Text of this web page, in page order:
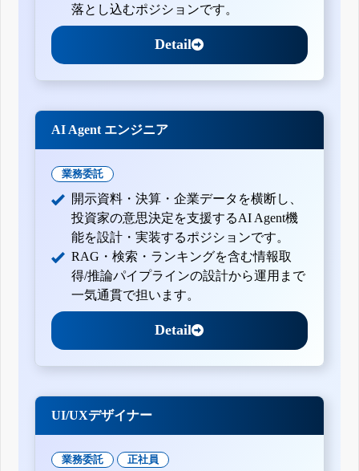
落とし込むポジションです。
Detail
AI Agent エンジニア
業務委託
開示資料・決算・企業データを横断し、
投資家の意思決定を支援するAI Agent機
能を設計・実装するポジションです。
RAG・検索・ランキングを含む情報取
得/推論パイプラインの設計から運用まで
一気通貫で担います。
Detail
UI/UXデザイナー
業務委託 正社員